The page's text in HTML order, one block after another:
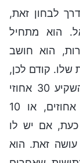
לבחון זאת,
הוא מתחיל
הוא חושב
שלו. קודם לכן,
הוא תמיד עשה דברים באופן שטחי, השקיע 30 אחוזי
מאמץ כשהוא יכול היה להשקיע 50 אחוזים, או 10
כשהוא יכול היה להשקיע 30. כעת, אם יש לו
הוא עושה זאת. הוא